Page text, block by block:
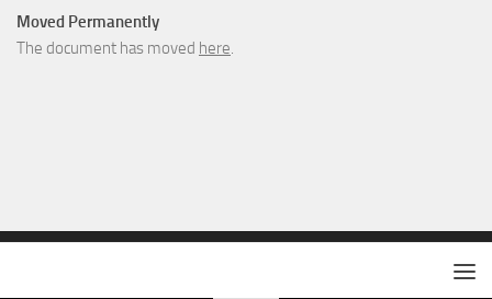
Moved Permanently
The document has moved here.